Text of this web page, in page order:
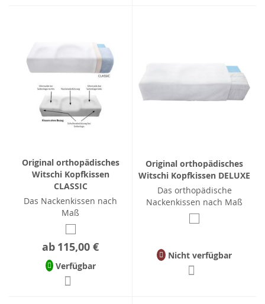
Original orthopädisches
Witschi Kopfkissen
CLASSIC
Das Nackenkissen nach
Maß
ab 115,00 €
Verfügbar
Original orthopädisches
Witschi Kopfkissen DELUXE
Das orthopädische
Nackenkissen nach Maß
Nicht verfügbar